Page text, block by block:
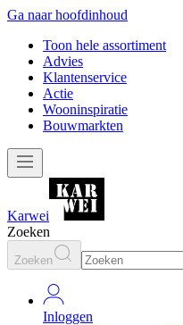
Ga naar hoofdinhoud
Toon hele assortiment
Advies
Klantenservice
Actie
Wooninspiratie
Bouwmarkten
Karwei
Zoeken
Zoeken
Inloggen